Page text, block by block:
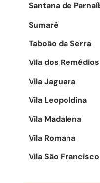
Santana de
Sumaré
Taboão da Serra
Vila dos Remédios
Vila Jaguara
Vila Leopoldina
Vila Madalena
Vila Romana
Vila São Francisco